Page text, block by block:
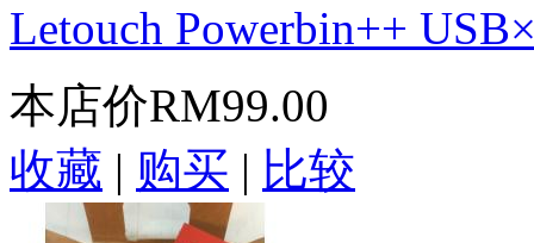
Letouch Powerbin++
本店价RM99.00
收藏 | 购买 | 比较